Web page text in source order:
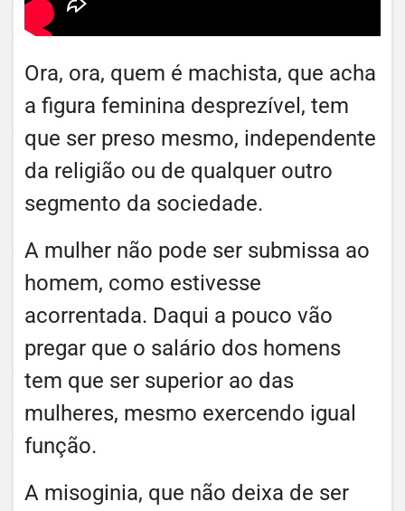
Ora, ora, quem é machista, que acha
a figura feminina desprezível, tem
que ser preso mesmo, independente
da religião ou de qualquer outro
segmento da sociedade.
A mulher não pode ser submissa ao
homem, como estivesse
acorrentada. Daqui a pouco vão
pregar que o salário dos homens
tem que ser superior ao das
mulheres, mesmo exercendo igual
função.
A misoginia, que não deixa de ser